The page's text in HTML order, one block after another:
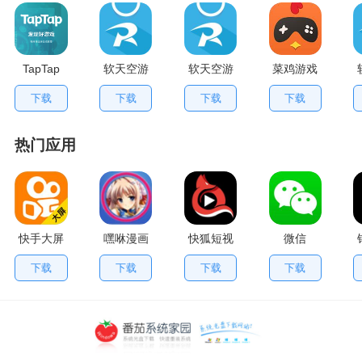
TapTap
V2.84.0
手机版
下载
软天空游
戏盒应用
下载
软天空游
戏大全
App
下载
菜鸡游戏
不用排队
版
下载
热门应用
快手大屏
版
下载
嘿咻漫画
下载
快狐短视
频
下载
微信
下载